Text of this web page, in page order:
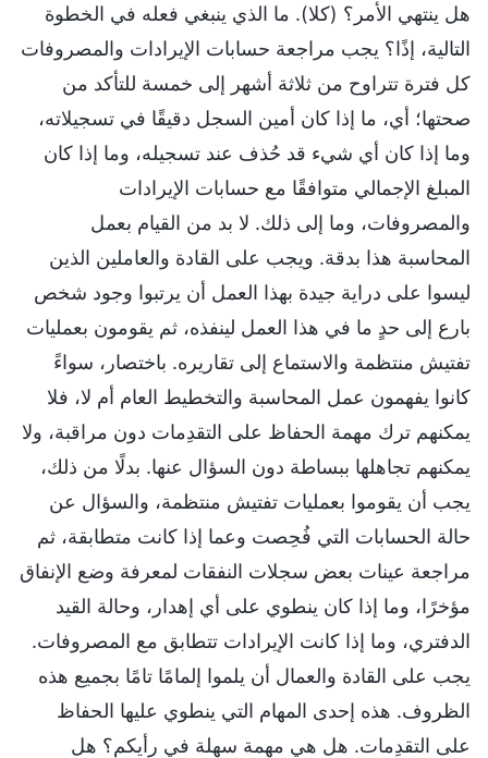
هل ينتهي الأمر؟ (كلا). ما الذي ينبغي فعله في الخطوة
التالية، إذًا؟ يجب مراجعة حسابات الإيرادات والمصروفات
كل فترة تتراوح من ثلاثة أشهر إلى خمسة للتأكد من
صحتها؛ أي، ما إذا كان أمين السجل دقيقًا في تسجيلاته،
وما إذا كان أي شيء قد حُذف عند تسجيله، وما إذا كان
المبلغ الإجمالي متوافقًا مع حسابات الإيرادات
والمصروفات، وما إلى ذلك. لا بد من القيام بعمل
المحاسبة هذا بدقة. ويجب على القادة والعاملين الذين
ليسوا على دراية جيدة بهذا العمل أن يرتبوا وجود شخص
بارع إلى حدٍ ما في هذا العمل لينفذه، ثم يقومون بعمليات
تفتيش منتظمة والاستماع إلى تقاريره. باختصار، سواءً
كانوا يفهمون عمل المحاسبة والتخطيط العام أم لا، فلا
يمكنهم ترك مهمة الحفاظ على التقدِمات دون مراقبة، ولا
يمكنهم تجاهلها ببساطة دون السؤال عنها. بدلًا من ذلك،
يجب أن يقوموا بعمليات تفتيش منتظمة، والسؤال عن
حالة الحسابات التي فُحِصت وعما إذا كانت متطابقة، ثم
مراجعة عينات بعض سجلات النفقات لمعرفة وضع الإنفاق
مؤخرًا، وما إذا كان ينطوي على أي إهدار، وحالة القيد
الدفتري، وما إذا كانت الإيرادات تتطابق مع المصروفات.
يجب على القادة والعمال أن يلموا إلمامًا تامًا بجميع هذه
الظروف. هذه إحدى المهام التي ينطوي عليها الحفاظ
على التقدِمات. هل هي مهمة سهلة في رأيكم؟ هل